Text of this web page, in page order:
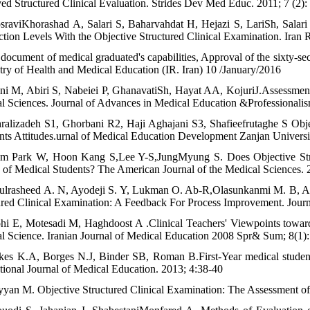
Structured Clinical Evaluation. Strides Dev Med Educ. 2011; 7 (2):
A, Salari S, Baharvahdat H, Hejazi S, LariSh,
Levels With the Objective Structured Clinical Examination. Iran
of medical graduated's capabilities, Approval of the sixty-
of Health and Medical Education (IR. Iran) 10 /January/2016
M, Abiri S, Nabeiei P, GhanavatiSh, Hayat AA,
Sciences. Journal of Advances in Medical Education
S1, Ghorbani R2, Haji Aghajani S3, Shafieefrutaghe S
Attitudes.urnal of Medical Education Development Zanjan
Park W, Hoon Kang S,Lee Y-S,JungMyung S. Does Objective
Medical Students? The American Journal of the Medical Sciences.
A. N, Ayodeji S. Y, Lukman O. Ab-R,Olasunkanmi M. B,
Clinical Examination: A Feedback For Process Improvement.
E, Motesadi M, Haghdoost A .Clinical Teachers' Viewpoints
Science. Iranian Journal of Medical Education 2008 Spr& Sum;
K.A, Borges N.J, Binder SB, Roman B.First-Year medical
Journal of Medical Education. 2013; 4:38-40
M. Objective Structured Clinical Examination: The Assessment